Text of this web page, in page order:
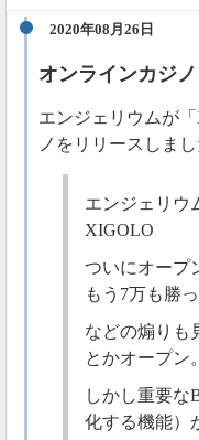
2020年08月26日
オンラインカジ
エンジェリウムが
ノをリリースしまし
エンジェリウ
XIGOLO
ついにオープ
もう7万も勝
などの煽りも
とかオープン。
しかし重要な
化する機能）